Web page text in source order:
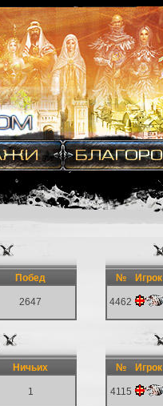
Побед
2647
№ Игрок
4462
Ничьих
1
№ Игрок
4115